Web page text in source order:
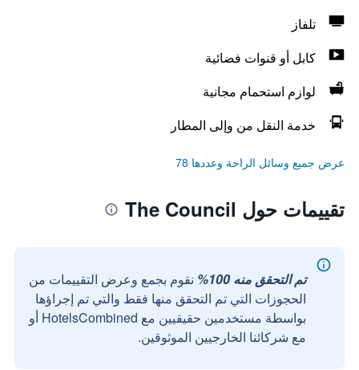
تلفاز
كابل أو قنوات فضائية
لوازم استحمام مجانية
خدمة النقل من وإلى المطار
عرض جميع وسائل الراحة وعددها 78
تقييمات حول The Council
تم التحقق منه 100%
نقوم بجمع وعرض التقييمات من
الحجوزات التي تم التحقق منها فقط والتي تم إجراؤها
بواسطة مستخدمين حقيقيين مع HotelsCombined أو
مع شركائنا الخارجيين الموثوقين.